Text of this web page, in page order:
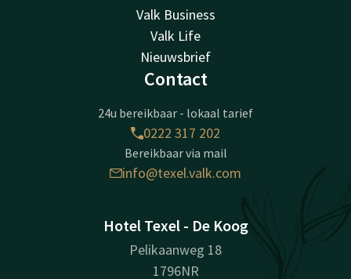
Valk Business
Valk Life
Nieuwsbrief
Contact
24u bereikbaar - lokaal tarief
0222 317 202
Bereikbaar via mail
info@texel.valk.com
Hotel Texel - De Koog
Pelikaanweg 18
1796NR